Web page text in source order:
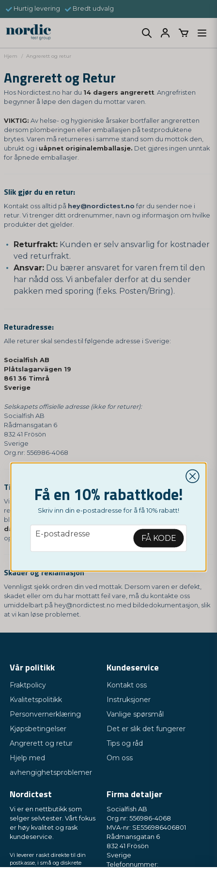
Hurtig levering Bredt udvalg
Hjem Angrerett og retur
Angrerett og Retur
Hos Nordictest.no har du 14 dagers angrerett. Angrefristen
begynner å løpe den dagen du mottar varen.
VIKTIG: Av helse- og hygieniske årsaker bortfaller angreretten
dersom plomberingen eller emballasjen på testproduktene
brytes. Varen må returneres i samme stand som du mottok den,
ubrukt og i uåpnet originalemballasje. Det gjøres ingen unntak
for åpnede emballasjer.
Slik gjør du en retur:
Kontakt oss alltid på hey@nordictest.no før du sender noe i
retur. Vi trenger ditt ordrenummer, navn og informasjon om hvilke
produkter det gjelder.
Returfrakt: Kunden er selv ansvarlig for kostnader
ved returfrakt.
Ansvar: Du bærer ansvaret for varen frem til den
har nådd oss. Vi anbefaler derfor at du sender
pakken med sporing (f.eks. Posten/Bring).
Returadresse:
Alle returer skal sendes til følgende adresse i Sverige:
Socialfish AB
Plåtslagarvägen 19
861 36 Timrå
Sverige
Selskapets offisielle adresse (ikke for returer):
Socialfish AB
Rådmansgatan 6
832 41 Frösön
Sverige
Org.nr: 556986-4068
Tilbakebetaling
Vi gir deg beskjed via e-post når vi har mottatt og kontrollert din
retur. Hvis den godkjennes (uåpnet emballasje), vil du automatisk
bli refundert via din opprinnelige betalingsmetode innen
dager
. Vær oppmerksom på at eventuelle fraktkostnader fra det
opprinnelige kjøpet ikke refunderes.
Skader og reklamasjon
Vennligst sjekk ordren din ved mottak. Dersom varen er defekt,
skadet eller om du har mottatt feil vare, må du kontakte oss
umiddelbart på hey@nordictest.no med bildedokumentasjon, slik
at vi kan løse problemet.
Få en 10% rabattkode!
Skriv inn din e-postadresse for å få 10% rabatt!
email
E-postadresse FÅ KODE
Vår politikk
Fraktpolicy
Kvalitetspolitikk
Personvernerklæring
Kjøpsbetingelser
Angrerett og retur
Hjelp med
avhengighetsproblemer
Kundeservice
Kontakt oss
Instruksjoner
Vanlige spørsmål
Det er slik det fungerer
Tips og råd
Om oss
Nordictest
Vi er en nettbutikk som
selger selvtester. Vårt fokus
er høy kvalitet og rask
kundeservice.
Vi leverer raskt direkte til din
postkasse, i små og diskrete
Firma detaljer
Socialfish AB
Org.nr: 556986-4068
MVA-nr: SE556986406801
Rådmansgatan 6
832 41 Frösön
Sverige
Telefonnummer: